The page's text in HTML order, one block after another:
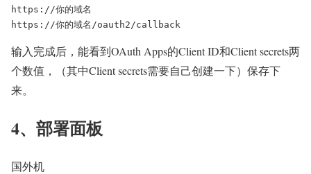
https://你的域名
https://你的域名/oauth2/callback
输入完成后，能看到OAuth Apps的Client ID和Client secrets两
个数值，（其中Client secrets需要自己创建一下）保存下
来。
4、部署面板
国外机